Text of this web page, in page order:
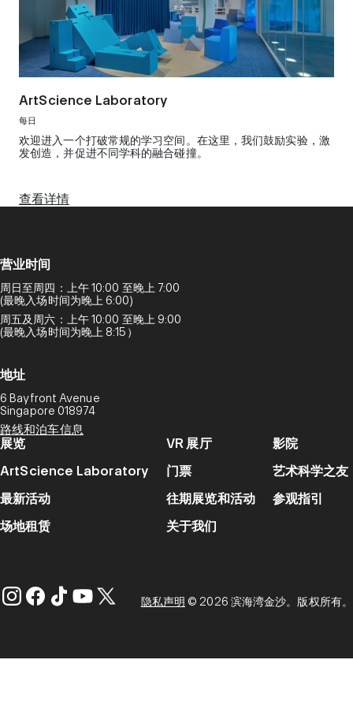
ArtScience Laboratory
每日
欢迎进入一个打破常规的学习空间。在这里，我们鼓励实验，激
发创造，并促进不同学科的融合碰撞。
查看详情
营业时间
周日至周四：上午 10:00 至晚上 7:00
(最晚入场时间为晚上 6:00)
周五及周六：上午 10:00 至晚上 9:00
(最晚入场时间为晚上 8:15）
地址
6 Bayfront Avenue
Singapore 018974
路线和泊车信息
展览 VR 展厅
影院
ArtScience Laboratory
门票
艺术科学之友
最新活动
往期展览和活动
参观指引
场地租赁
关于我们
隐私声明 © 2026 滨海湾金沙。版权所有。